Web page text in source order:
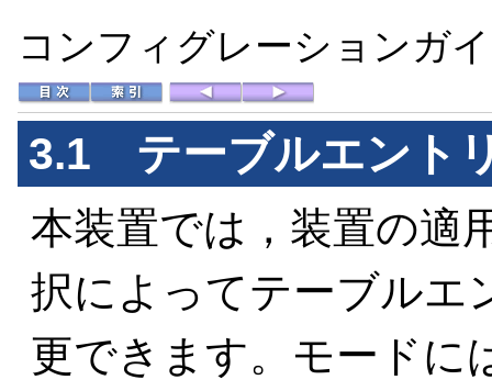
コンフィグレーションガ
3.1 テーブルエント
本装置では，装置の適
択によってテーブルエ
更できます。モードに